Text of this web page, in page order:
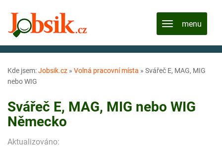
Kde jsem:Jobsik.cz » Volná pracovní místa » Svářeč E, MAG, MIG
nebo WIG
Svářeč E, MAG, MIG nebo WIG
Německo
Aktualizováno: